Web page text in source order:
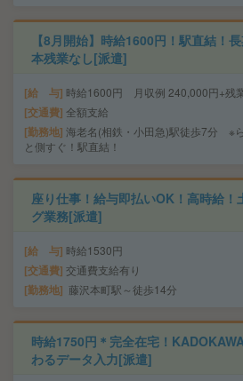
【8月開始】時給1600円！駅直結！
本残業なし[派遣]
給 与 時給1600円 月収例 240,000円+残
交通費 全額支給
勤務地 海老名(相鉄・小田急)駅徒歩7分 ※
と側すぐ！駅直結！
座り仕事！給与即払いOK！高時給！
グ業務[派遣]
給 与 時給1530円
交通費 交通費支給有り
勤務地 藤沢本町駅～徒歩14分
時給1750円＊完全在宅！
わるデータ入力[派遣]